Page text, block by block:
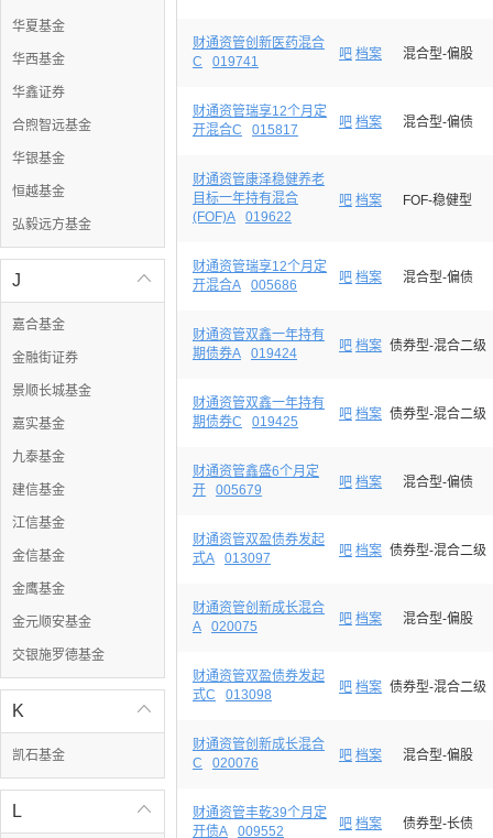
华夏基金
华西基金
华鑫证券
合煦智远基金
华银基金
恒越基金
弘毅远方基金

J
嘉合基金
金融街证券
景顺长城基金
嘉实基金
九泰基金
建信基金
江信基金
金信基金
金鹰基金
金元顺安基金
交银施罗德基金

K
凯石基金

L
财通资管创新医药混合
C
019741 吧 档案 混合型-偏股
财通资管瑞享12个月定
开混合C
015817 吧 档案 混合型-偏债
财通资管康泽稳健养老
目标一年持有混合
(FOF)A
019622
吧 档案 FOF-稳健型
财通资管瑞享12个月定
开混合A
005686 吧 档案 混合型-偏债
财通资管双鑫一年持有
期债券A
019424 吧 档案 债券型-混合二级
财通资管双鑫一年持有
期债券C
019425 吧 档案 债券型-混合二级
财通资管鑫盛6个月定
开
005679 吧 档案 混合型-偏债
财通资管双盈债券发起
式A
013097 吧 档案 债券型-混合二级
财通资管创新成长混合
A
020075 吧 档案 混合型-偏股
财通资管双盈债券发起
式C
013098 吧 档案 债券型-混合二级
财通资管创新成长混合
C
020076 吧 档案 混合型-偏股
财通资管丰乾39个月定
开债A
009552 吧 档案 债券型-长债